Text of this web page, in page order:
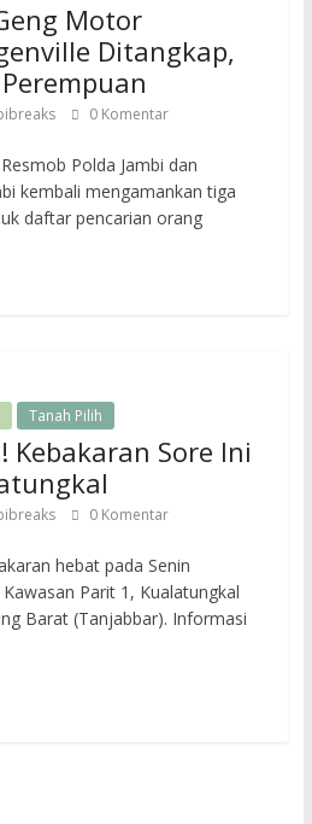
Motor
Ditangkap,
0 Komentar
Polda Jambi dan
kembali mengamankan tiga
daftar pencarian orang
Tanah Pilih
Kebakaran Sore Ini
0 Komentar
hebat pada Senin
Parit 1, Kualatungkal
Barat (Tanjabbar). Informasi